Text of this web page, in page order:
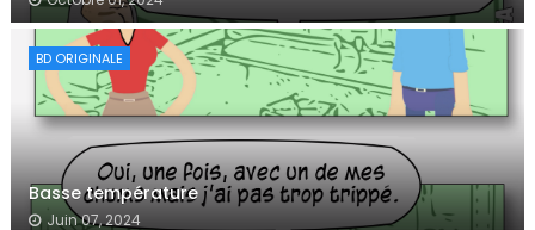
BD ORIGINALE
Basse température
Juin 07, 2024